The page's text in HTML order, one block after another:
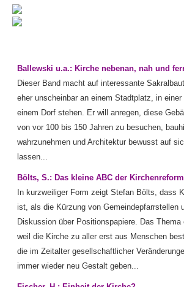
Ballewski u.a.: Kirche nebenan, nah und
Dieser Band macht auf interessante
eher unscheinbar an einem Stadtplatz, in einer
einem Dorf stehen. Er will anregen, diese
von vor 100 bis 150 Jahren zu besuchen,
wahrzunehmen und Architektur bewusst auf
lassen...
Bölts, S.: Das kleine ABC der Kirchenreform
In kurzweiliger Form zeigt Stefan Bölts, dass
ist, als die Kürzung von Gemeindepfarrstellen
Diskussion über Positionspapiere. Das Thema
weil die Kirche zu aller erst aus Menschen
die im Zeitalter gesellschaftlicher
immer wieder neu Gestalt geben...